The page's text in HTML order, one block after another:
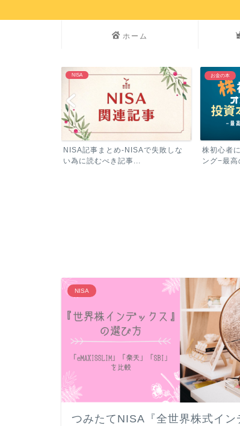
ホーム
NISA
NISA記事まとめ-NISAで失敗しな
い為に読むべき記事...
お金の本
株初心者
ング−最
NISA
つみたてNISA『全世界株式イン